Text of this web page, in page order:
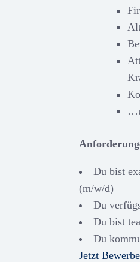
Du bist
(m/w/d)
Du
Du bist
Du
Jetzt